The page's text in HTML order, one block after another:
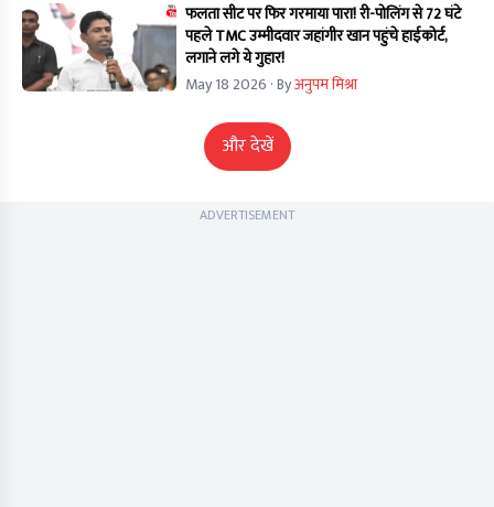
फलता सीट पर फिर गरमाया पारा! री-पोलिंग से 72 घंटे
पहले TMC उम्मीदवार जहांगीर खान पहुंचे हाईकोर्ट,
लगाने लगे ये गुहार!
May 18 2026 · Byअनुपम मिश्रा
और देखें
ADVERTISEMENT